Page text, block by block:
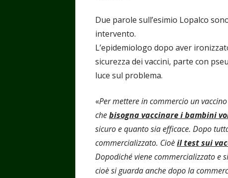
Due parole sull’esimio Lopalco
intervento.
L’epidemiologo dopo aver
sicurezza dei vaccini, parte con
luce sul problema.
«Per mettere in commercio un
chebisogna vaccinare i bambini
sicuro e quanto sia efficace. Dopo
commercializzato. Cioèil test sui
Dopodiché viene commercializzato e
cioè si guarda anche dopo la